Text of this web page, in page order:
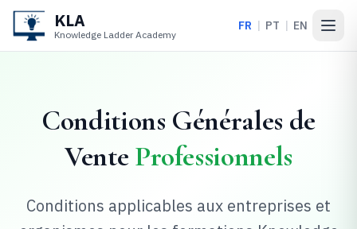
KLA
Knowledge Ladder Academy
FR | PT | EN
Conditions Générales de
VenteProfessionnels
Conditions applicables aux entreprises et